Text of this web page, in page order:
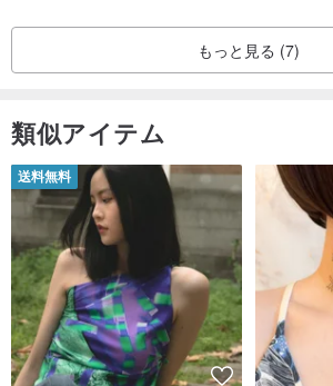
もっと見る (7)
類似アイテム
送料無料